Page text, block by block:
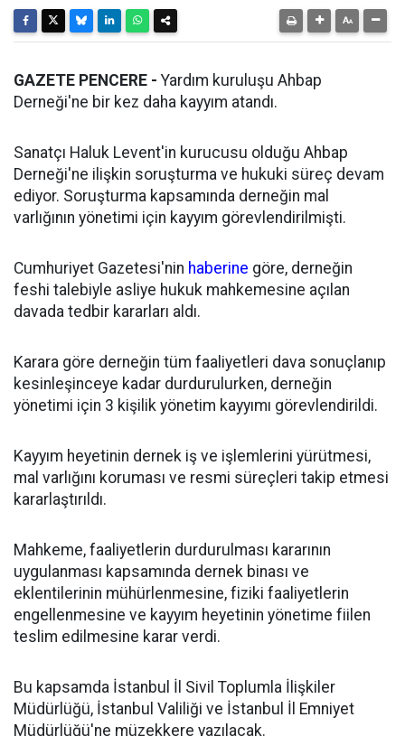
GAZETE PENCERE - Yardım kuruluşu Ahbap
Derneği'ne bir kez daha kayyım atandı.
Sanatçı Haluk Levent'in kurucusu olduğu Ahbap
Derneği'ne ilişkin soruşturma ve hukuki süreç devam
ediyor. Soruşturma kapsamında derneğin mal
varlığının yönetimi için kayyım görevlendirilmişti.
Cumhuriyet Gazetesi'nin haberine göre, derneğin
feshi talebiyle asliye hukuk mahkemesine açılan
davada tedbir kararları aldı.
Karara göre derneğin tüm faaliyetleri dava sonuçlanıp
kesinleşinceye kadar durdurulurken, derneğin
yönetimi için 3 kişilik yönetim kayyımı görevlendirildi.
Kayyım heyetinin dernek iş ve işlemlerini yürütmesi,
mal varlığını koruması ve resmi süreçleri takip etmesi
kararlaştırıldı.
Mahkeme, faaliyetlerin durdurulması kararının
uygulanması kapsamında dernek binası ve
eklentilerinin mühürlenmesine, fiziki faaliyetlerin
engellenmesine ve kayyım heyetinin yönetime fiilen
teslim edilmesine karar verdi.
Bu kapsamda İstanbul İl Sivil Toplumla İlişkiler
Müdürlüğü, İstanbul Valiliği ve İstanbul İl Emniyet
Müdürlüğü'ne müzekkere yazılacak.